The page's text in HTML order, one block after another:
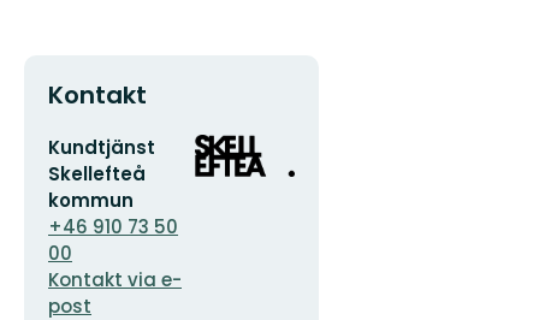
Kontakt
E-
postadress
Kundtjänst
Skellefteå
kommun
+46 910 73 50
00
Kontakt via e-
post
Organisationens
logotyp